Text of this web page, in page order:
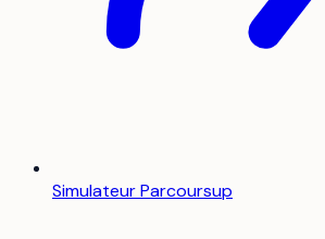
Simulateur Parcoursup